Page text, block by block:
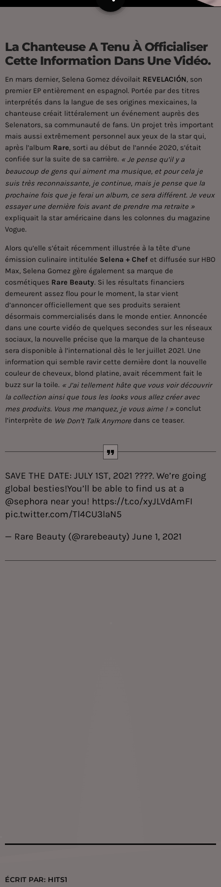
La Chanteuse A Tenu À Officialiser
Cette Information Dans Une Vidéo.
En mars dernier, Selena Gomez dévoilait REVELACIÓN, son
premier EP entièrement en espagnol. Portée par des titres
interprétés dans la langue de ses origines mexicaines, la
chanteuse créait littéralement un événement auprès des
Selenators, sa communauté de fans. Un projet très important
mais aussi extrêmement personnel aux yeux de la star qui,
après l’album Rare, sorti au début de l’année 2020, s’était
confiée sur la suite de sa carrière. « Je pense qu’il y a
beaucoup de gens qui aiment ma musique, et pour cela je
suis très reconnaissante, je continue, mais je pense que la
prochaine fois que je ferai un album, ce sera différent. Je veux
essayer une dernière fois avant de prendre ma retraite »
expliquait la star américaine dans les colonnes du magazine
Vogue.
Alors qu’elle s’était récemment illustrée à la tête d’une
émission culinaire intitulée Selena + Chef et diffusée sur HBO
Max, Selena Gomez gère également sa marque de
cosmétiques Rare Beauty. Si les résultats financiers
demeurent assez flou pour le moment, la star vient
d’annoncer officiellement que ses produits seraient
désormais commercialisés dans le monde entier. Annoncée
dans une courte vidéo de quelques secondes sur les réseaux
sociaux, la nouvelle précise que la marque de la chanteuse
sera disponible à l’international dès le 1er juillet 2021. Une
information qui semble ravir cette dernière dont la nouvelle
couleur de cheveux, blond platine, avait récemment fait le
buzz sur la toile. « J’ai tellement hâte que vous voir découvrir
la collection ainsi que tous les looks vous allez créer avec
mes produits. Vous me manquez, je vous aime ! » conclut
l’interprète de We Don’t Talk Anymore dans ce teaser.
SAVE THE DATE: JULY 1ST, 2021 ????. We’re going
global besties!You’ll be able to find us at a
@sephora near you! https://t.co/xyJLVdAmFI
pic.twitter.com/Tl4CU3laN5
— Rare Beauty (@rarebeauty) June 1, 2021
ÉCRIT PAR: HITS1